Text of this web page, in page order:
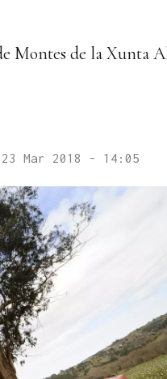
Montes de la Xunta
23 Mar 2018 - 14:05